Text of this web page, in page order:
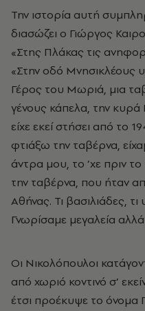
Την ιστορία αυτή συμπληρώνουν οι μαρτυρίες που
διασώζει ο Γιώργος
«Στης Πλάκας τις
«Στην οδό Μνησικλέους
Γέρος του Μωριά, μια
γένους κάπελα, την
είχε εκεί στήσει από το
φτιάξω την ταβέρνα,
άντρα μου, το ’χε πριν
την ταβέρνα, που ήταν
Αθήνας. Τι βασιλιάδες,
Γνωρίσαμε μεγαλεία
Οι Νικολόπουλοι
από χωριό κοντινό σ’
έτσι προέκυψε το